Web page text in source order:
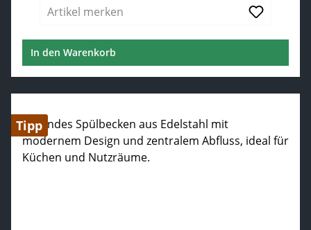
Artikel merken
In den Warenkorb
Tipp